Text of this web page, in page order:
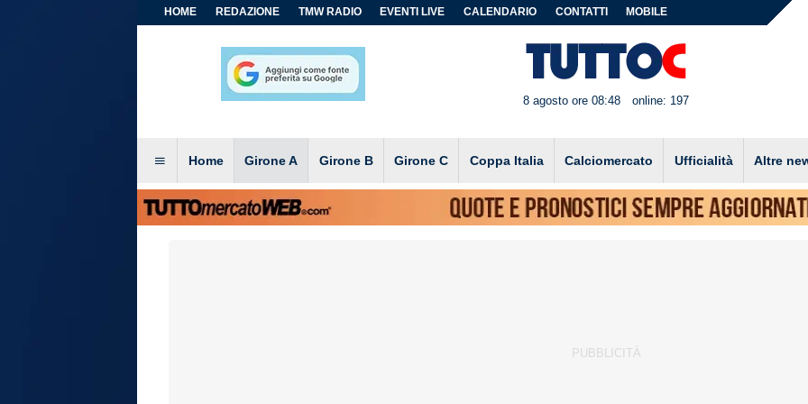
HOME REDAZIONE TMW RADIO EVENTI LIVE CALENDARIO CONTATTI MOBILE
8 agosto ore 08:48 online: 197
Home Girone A Girone B Girone C Coppa Italia Calciomercato Ufficialità Altre